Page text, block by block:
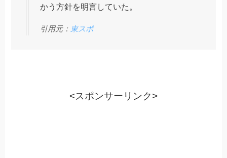
かう方針を明言していた。
引用元： 東スポ
<スポンサーリンク>